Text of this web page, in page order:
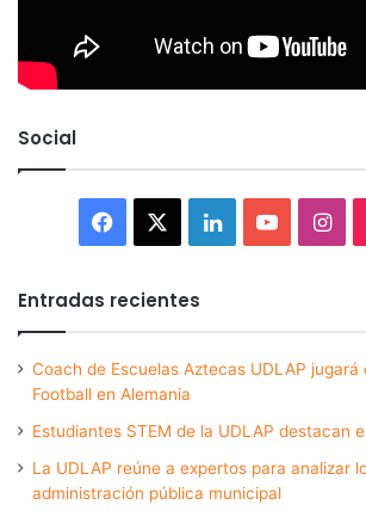
Social
Facebook LinkedInYouTube
Entradas recientes
Coach de Escuelas Aztecas UDLAP jugará
Football en Alemania
Estudiantes STEM de la UDLAP destacan
La UDLAP reúne a expertos para analizar
administración pública municipal